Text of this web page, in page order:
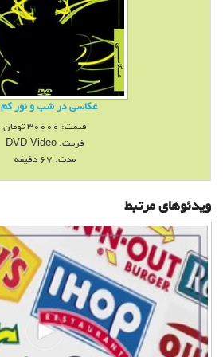
عكاسی در شب و نور كم ۳
قیمت: 30000تومان
فرمت:DVD Video
مدت: 67 دفیفه
ویدئوهای مرتبط